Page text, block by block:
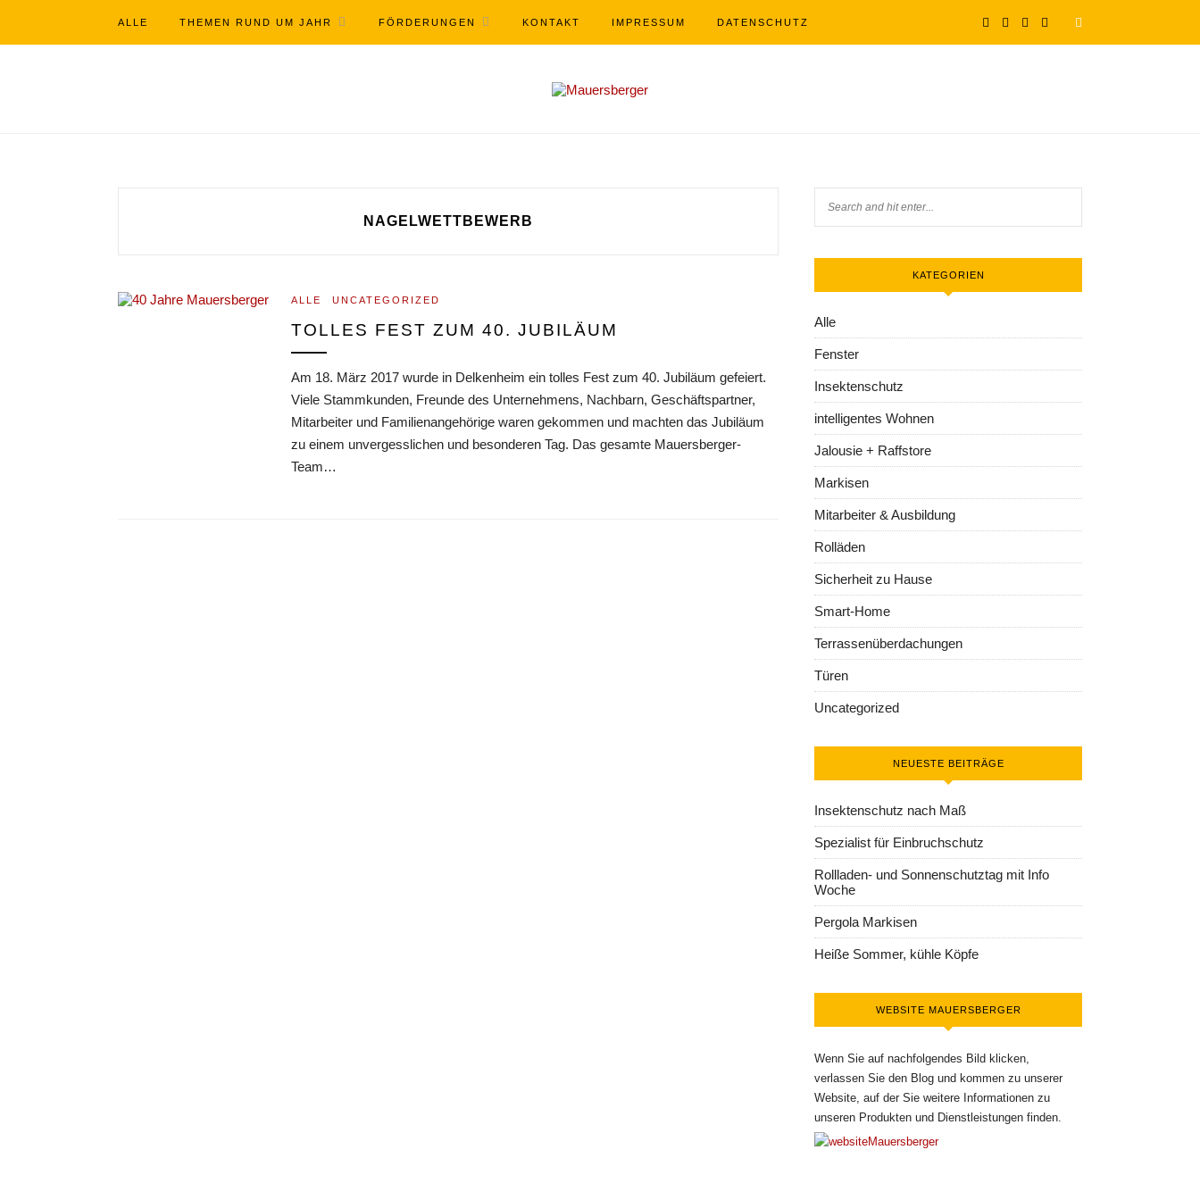
ALLE THEMEN RUND UM JAHR FÖRDERUNGEN KONTAKT IMPRESSUM DATENSCHUTZ
NAGELWETTBEWERB
ALLE UNCATEGORIZED
TOLLES FEST ZUM 40. JUBILÄUM
Am 18. März 2017 wurde in Delkenheim ein tolles Fest zum 40. Jubiläum gefeiert.
Viele Stammkunden, Freunde des Unternehmens, Nachbarn, Geschäftspartner,
Mitarbeiter und Familienangehörige waren gekommen und machten das Jubiläum
zu einem unvergesslichen und besonderen Tag. Das gesamte Mauersberger-
Team…
KATEGORIEN
Alle
Fenster
Insektenschutz
intelligentes Wohnen
Jalousie + Raffstore
Markisen
Mitarbeiter & Ausbildung
Rolläden
Sicherheit zu Hause
Smart-Home
Terrassenüberdachungen
Türen
Uncategorized
NEUESTE BEITRÄGE
Insektenschutz nach Maß
Spezialist für Einbruchschutz
Rollladen- und Sonnenschutztag mit Info
Woche
Pergola Markisen
Heiße Sommer, kühle Köpfe
WEBSITE MAUERSBERGER
Wenn Sie auf nachfolgendes Bild klicken,
verlassen Sie den Blog und kommen zu unserer
Website, auf der Sie weitere Informationen zu
unseren Produkten und Dienstleistungen finden.